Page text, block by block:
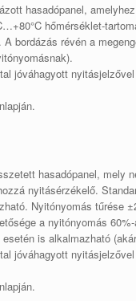
hasadópanel,
hőmérséklet-
bordázás révén a
jóváhagyott nyitásjelzővel
hasadópanel, mely
nyitásérzékelő.
Nyitónyomás
a nyitónyomás
is alkalmazható
jóváhagyott nyitásjelzővel